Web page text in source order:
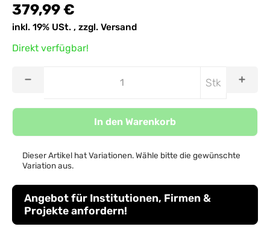
379,99 €
inkl. 19% USt. , zzgl. Versand
Direkt verfügbar!
Stk
In den Warenkorb
Dieser Artikel hat Variationen. Wähle bitte die gewünschte
Variation aus.
Angebot für Institutionen, Firmen &
Projekte anfordern!